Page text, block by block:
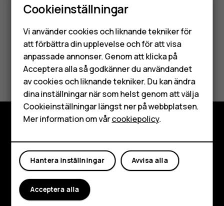
Smartphones
Mobiltelefoner
Tillbehör
HMD Terra M
Surfplattor
Var detta till hjälp?
Ja Nej
Om
Planet and people
Kundservice
Cookieinställningar
Vi använder cookies och liknande tekniker för
att förbättra din upplevelse och för att visa
anpassade annonser. Genom att klicka på
Acceptera alla så godkänner du användandet
av cookies och liknande tekniker. Du kan ändra
dina inställningar när som helst genom att välja
Cookieinställningar längst ner på webbplatsen.
Mer information om vårcookiepolicy.
Avvisa alla
Hantera inställningar
Acceptera alla